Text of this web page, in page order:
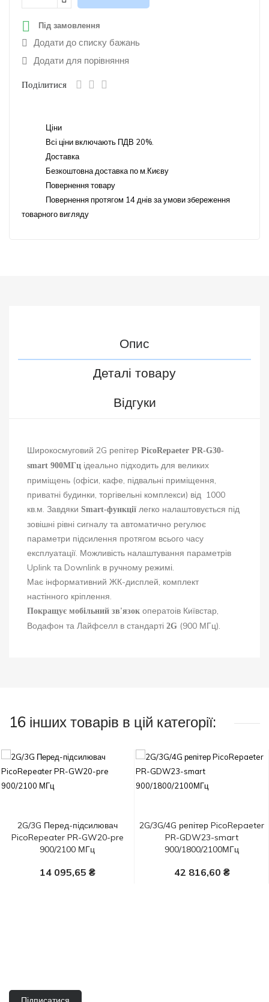
 Під замовлення
Додати до списку бажань
Додати для порівняння
Поділитися
Ціни
Всі ціни включають ПДВ 20%.
Доставка
Безкоштовна доставка по м.Києву
Повернення товару
Повернення протягом 14 днів за умови збереження
товарного вигляду
Опис
Деталі товару
Відгуки
Широкосмуговий 2G репітер PicoRepaeter PR-G30-
smart 900МГц ідеально підходить для великих
приміщень (офіси, кафе, підвальні приміщення,
приватні будинки, торгівельні комплекси) від 1000
кв.м. Завдяки Smart-функції легко налаштовується під
зовішні рівні сигналу та автоматично регулює
параметри підсилення протягом всього часу
експлуатації. Можливість налаштування параметрів
Uplink та Downlink в ручному режимі.
Має інформативний ЖК-дисплей, комплект
настінного кріплення.
Покращує мобільний зв'язок оператоів Київстар,
Водафон та Лайфселл в стандарті 2G (900 МГц).
16 інших товарів в цій категорії:
2G/3G Перед-підсилювач
PicoRepeater PR-GW20-pre
900/2100 МГц
14 095,65 ₴
2G/3G/4G репітер PicoRepaeter
PR-GDW23-smart
900/1800/2100МГц
42 816,60 ₴